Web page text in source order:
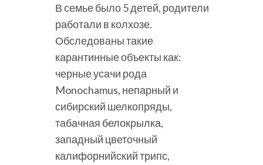
В семье было 5 детей, родители
работали в колхозе.
Обследованы такие
карантинные объекты как:
черные усачи рода
Monochamus, непарный и
сибирский шелкопряды,
табачная белокрылка,
западный цветочный
калифорнийский трипс,